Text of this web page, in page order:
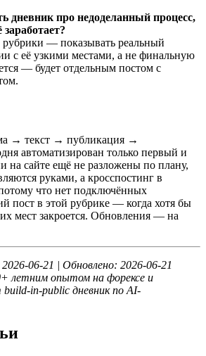
дневник про недоделанный процесс,
— показывать реальный
с её узкими местами, а не финальную
— будет отдельным постом с
→ текст → публикация →
автоматизирован только первый и
на сайте ещё не разложены по плану,
руками, а кросспостинг в
что нет подключённых
пост в этой рубрике — когда хотя бы
мест закроется. Обновления — на
06-21 | Обновлено: 2026-06-21
летним опытом на форексе и
in-public дневник по AI-